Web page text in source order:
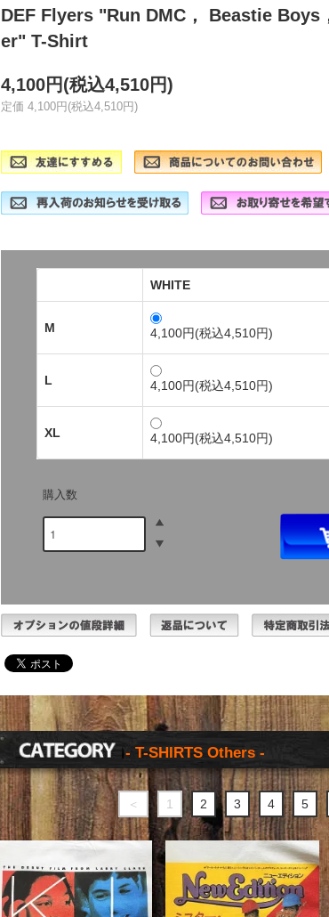
DEF Flyers "Run DMC， Beastie
er" T-Shirt
4,100円(税込4,510円)
定価 4,100円(税込4,510円)
WHITE
M 4,100円(税込4,510円)
L 4,100円(税込4,510円)
XL 4,100円(税込4,510円)
購入数
- T-SHIRTS Others -
＜ 1 2 3 4 5